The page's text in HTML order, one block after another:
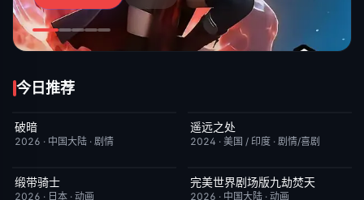
今日推荐
今日更新
破暗
2026 · 中国大陆 · 剧情
今日更新
遥远之处
2024 · 美国 / 印度 · 剧情/喜剧
今日更新
缎带骑士
2026 · 日本 · 动画
今日更新
完美世界剧场版九劫焚天
2026 · 中国大陆 · 动画